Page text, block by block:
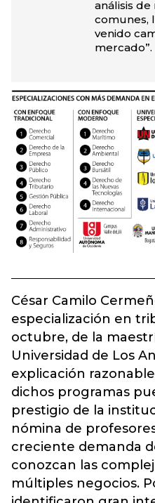
análisis
comunes,
venido
mercado”.
César Camilo
especialización en
octubre, de la
Universidad de Los
explicación
dichos programas
prestigio de la
nómina de
creciente demanda
conozcan las
múltiples negocios.